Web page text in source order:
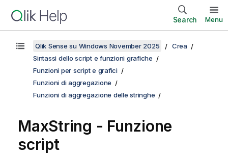
Search Menu
Qlik Sense su Windows November 2025
Crea
Sintassi dello script e funzioni grafiche
Funzioni per script e grafici
Funzioni di aggregazione
Funzioni di aggregazione delle stringhe
MaxString - Funzione
script